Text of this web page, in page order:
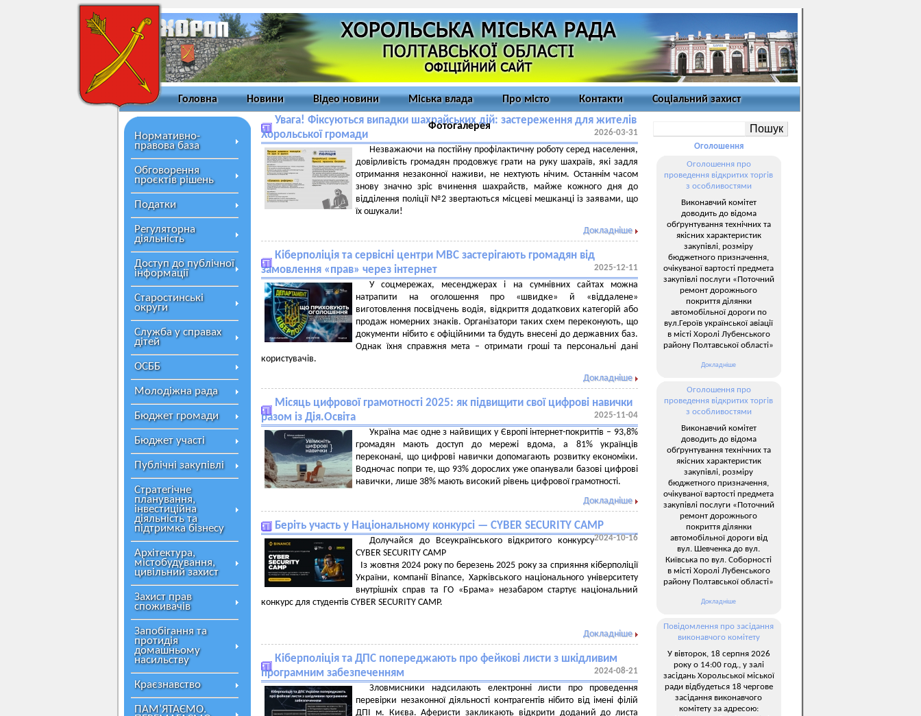
Головна Новини Відео новини Міська влада Про місто Контакти Соціальний захист
Фотогалерея
Нормативно-
правова база
Обговорення
проєктів рішень
Податки
Регуляторна
діяльність
Доступ до публічної
інформації
Старостинські
округи
Служба у справах
дітей
ОСББ
Молодіжна рада
Бюджет громади
Бюджет участі
Публічні закупівлі
Стратегічне
планування,
інвестиційна
діяльність та
підтримка бізнесу
Архітектура,
містобудування,
цивільний захист
Захист прав
споживачів
Запобігання та
протидія
домашньому
насильству
Краєзнавство
ПАМ’ЯТАЄМО.
Увага! Фіксуються випадки шахрайських дій: застереження для жителів
Хорольської громади
2026-03-31
Незважаючи на постійну профілактичну роботу серед населення,
довірливість громадян продовжує грати на руку шахраїв, які задля
отримання незаконної наживи, не нехтують нічим. Останнім часом
знову значно зріс вчинення шахрайств, майже кожного дня до
відділення поліції №2 звертаються місцеві мешканці із заявами, що
їх ошукали!
Докладніше
Кіберполіція та сервісні центри МВС застерігають громадян від
замовлення «прав» через інтернет
2025-12-11
У соцмережах, месенджерах і на сумнівних сайтах можна
натрапити на оголошення про «швидке» й «віддалене»
виготовлення посвідчень водія, відкриття додаткових категорій або
продаж номерних знаків. Організатори таких схем переконують, що
документи нібито є офіційними та будуть внесені до державних баз.
Однак їхня справжня мета – отримати гроші та персональні дані
користувачів.
Докладніше
Місяць цифрової грамотності 2025: як підвищити свої цифрові навички
разом із Дія.Освіта
2025-11-04
Україна має одне з найвищих у Європі інтернет-покриттів – 93,8%
громадян мають доступ до мережі вдома, а 81% українців
переконані, що цифрові навички допомагають розвитку економіки.
Водночас попри те, що 93% дорослих уже опанували базові цифрові
навички, лише 38% мають високий рівень цифрової грамотності.
Докладніше
Беріть участь у Національному конкурсі — CYBER SECURITY CAMP
2024-10-16
Долучайся до Всеукраїнського відкритого конкурсу
CYBER SECURITY CAMP
Із жовтня 2024 року по березень 2025 року за сприяння кіберполіції
України, компанії Binance, Харківського національного університету
внутрішніх справ та ГО «Брама» незабаром стартує національний
конкурс для студентів CYBER SECURITY CAMP.
Докладніше
Кіберполіція та ДПС попереджають про фейкові листи з шкідливим
програмним забезпеченням
2024-08-21
Зловмисники надсилають електронні листи про проведення
перевірки незаконної діяльності контрагентів нібито від імені філій
ДПІ м. Києва. Аферисти закликають відкрити доданий до листа
Оголошення
Оголошення про
проведення відкритих торгів
з особливостями
Виконавчий комітет
доводить до відома
обґрунтування технічних та
якісних характеристик
закупівлі, розміру
бюджетного призначення,
очікуваної вартості предмета
закупівлі послуги «Поточний
ремонт дорожнього
покриття ділянки
автомобільної дороги по
вул.Героїв української авіації
в місті Хоролі Лубенського
району Полтавської області»
Докладніше
Оголошення про
проведення відкритих торгів
з особливостями
Виконавчий комітет
доводить до відома
обґрунтування технічних та
якісних характеристик
закупівлі, розміру
бюджетного призначення,
очікуваної вартості предмета
закупівлі послуги «Поточний
ремонт дорожнього
покриття ділянки
автомобільної дороги від
вул. Шевченка до вул.
Київська по вул. Соборності
в місті Хоролі Лубенського
району Полтавської області»
Докладніше
Повідомлення про засідання
виконавчого комітету
У вівторок, 18 серпня 2026
року о 14:00 год., у залі
засідань Хорольської міської
ради відбудеться 18 чергове
засідання виконавчого
комітету за адресою: